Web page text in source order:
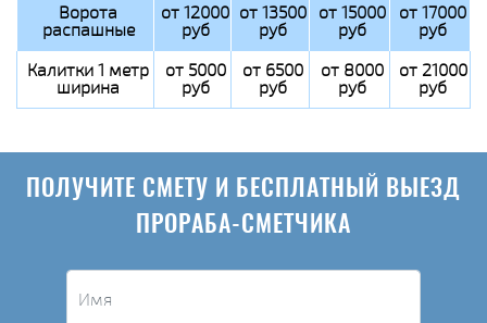
Ворота
распашные
от 12000
руб
от 13500
руб
от 15000
руб
от 17000
руб
Калитки 1 метр
ширина
от 5000
руб
от 6500
руб
от 8000
руб
от 21000
руб
ПОЛУЧИТЕ СМЕТУ И БЕСПЛАТНЫЙ ВЫЕЗД
ПРОРАБА-СМЕТЧИКА